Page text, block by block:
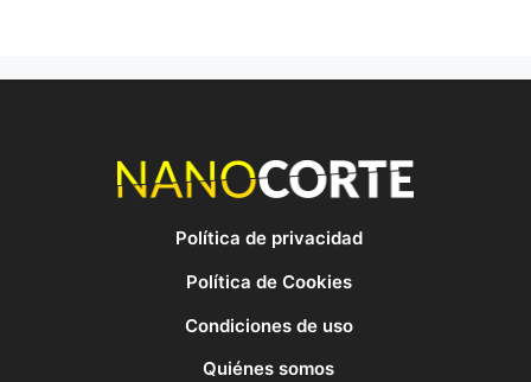
Política de privacidad
Política de Cookies
Condiciones de uso
Quiénes somos